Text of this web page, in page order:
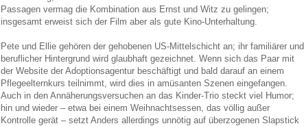
Passagen vermag die Kombination aus Ernst und Witz zu gelingen;
insgesamt erweist sich der Film aber als gute Kino-Unterhaltung.
Pete und Ellie gehören der gehobenen US-Mittelschicht an; ihr familiärer und
beruflicher Hintergrund wird glaubhaft gezeichnet. Wenn sich das Paar mit
der Website der Adoptionsagentur beschäftigt und bald darauf an einem
Pflegeelternkurs teilnimmt, wird dies in amüsanten Szenen eingefangen.
Auch in den Annäherungsversuchen an das Kinder-Trio steckt viel Humor;
hin und wieder – etwa bei einem Weihnachtsessen, das völlig außer
Kontrolle gerät – setzt Anders allerdings unnötig auf überzogenen Slapstick